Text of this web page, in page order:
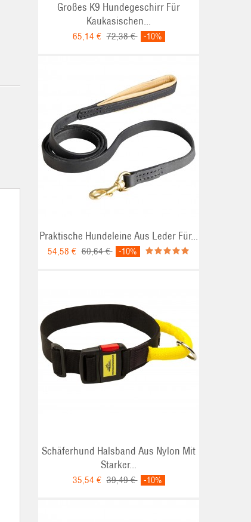
Großes K9 Hundegeschirr Für
Kaukasischen...
65,14 € 72,38 € -10%
Praktische Hundeleine Aus Leder Für...
54,58 € 60,64 € -10%
Schäferhund Halsband Aus Nylon Mit
Starker...
35,54 € 39,49 € -10%